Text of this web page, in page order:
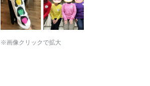
※画像クリックで拡大